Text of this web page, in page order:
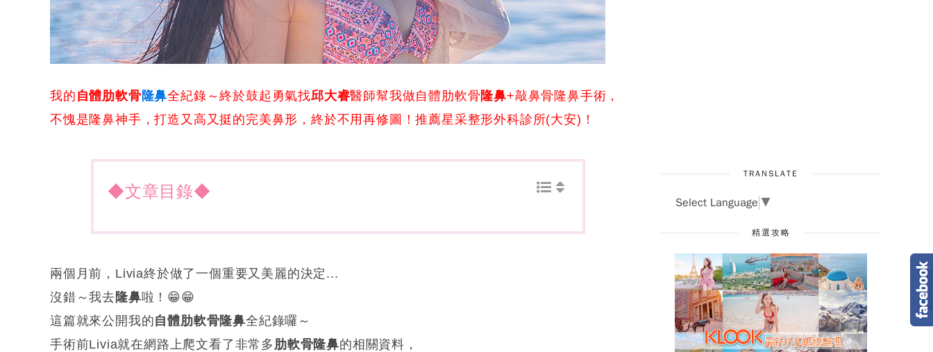
我的 自體肋軟骨隆鼻全紀錄～終於鼓起勇氣找邱大睿醫師幫我做自體肋軟骨隆鼻+敲鼻骨隆鼻手術，
不愧是隆鼻神手，打造又高又挺的完美鼻形，終於不用再修圖！推薦星采整形外科診所(大安)！
◆文章目錄◆
兩個月前，Livia終於做了一個重要又美麗的決定...
沒錯～我去隆鼻啦！😁😁
這篇就來公開我的自體肋軟骨隆鼻全紀錄囉～
手術前Livia就在網路上爬文看了非常多 肋軟骨隆鼻的相關資料，
TRANSLATE
Select Language ▼
精選攻略